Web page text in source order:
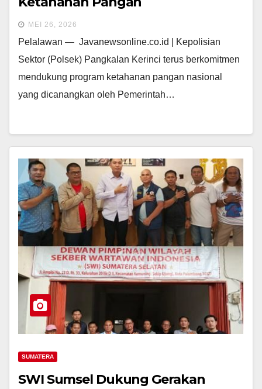
MEI 26, 2026
Pelalawan — Javanewsonline.co.id | Kepolisian
Sektor (Polsek) Pangkalan Kerinci terus berkomitmen
mendukung program ketahanan pangan nasional
yang dicanangkan oleh Pemerintah…
SUMATERA
SWI Sumsel Dukung Gerakan